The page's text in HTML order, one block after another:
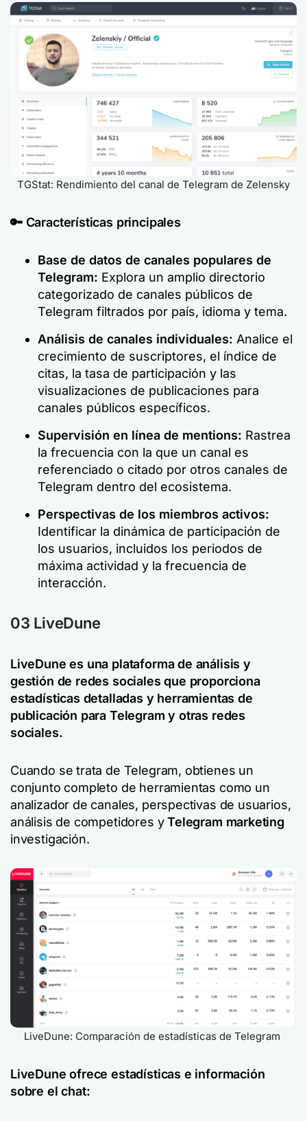
TGStat: Rendimiento del canal de Telegram de Zelensky
🔑 Características principales
Base de datos de canales populares de
Telegram: Explora un amplio directorio
categorizado de canales públicos de
Telegram filtrados por país, idioma y tema.
Análisis de canales individuales: Analice el
crecimiento de suscriptores, el índice de
citas, la tasa de participación y las
visualizaciones de publicaciones para
canales públicos específicos.
Supervisión en línea de mentions: Rastrea
la frecuencia con la que un canal es
referenciado o citado por otros canales de
Telegram dentro del ecosistema.
Perspectivas de los miembros activos:
Identificar la dinámica de participación de
los usuarios, incluidos los periodos de
máxima actividad y la frecuencia de
interacción.
03 LiveDune
LiveDune es una plataforma de análisis y
gestión de redes sociales que proporciona
estadísticas detalladas y herramientas de
publicación para Telegram y otras redes
sociales.
Cuando se trata de Telegram, obtienes un
conjunto completo de herramientas como un
analizador de canales, perspectivas de usuarios,
análisis de competidores yTelegram marketing
investigación.
LiveDune: Comparación de estadísticas de Telegram
LiveDune ofrece estadísticas e información
sobre el chat: